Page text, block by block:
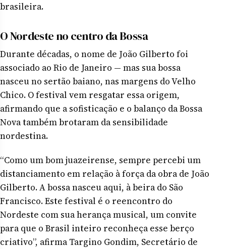
brasileira.
O Nordeste no centro da Bossa
Durante décadas, o nome de João Gilberto foi
associado ao Rio de Janeiro — mas sua bossa
nasceu no sertão baiano, nas margens do Velho
Chico. O festival vem resgatar essa origem,
afirmando que a sofisticação e o balanço da Bossa
Nova também brotaram da sensibilidade
nordestina.
“Como um bom juazeirense, sempre percebi um
distanciamento em relação à força da obra de João
Gilberto. A bossa nasceu aqui, à beira do São
Francisco. Este festival é o reencontro do
Nordeste com sua herança musical, um convite
para que o Brasil inteiro reconheça esse berço
criativo”, afirma Targino Gondim, Secretário de